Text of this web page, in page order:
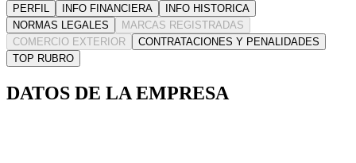
PERFIL INFO FINANCIERA
INFO HISTORICA
NORMAS LEGALES
MARCAS REGISTRADAS
COMERCIO EXTERIOR
CONTRATACIONES Y PENALIDADES
TOP RUBRO
DATOS DE LA EMPRESA